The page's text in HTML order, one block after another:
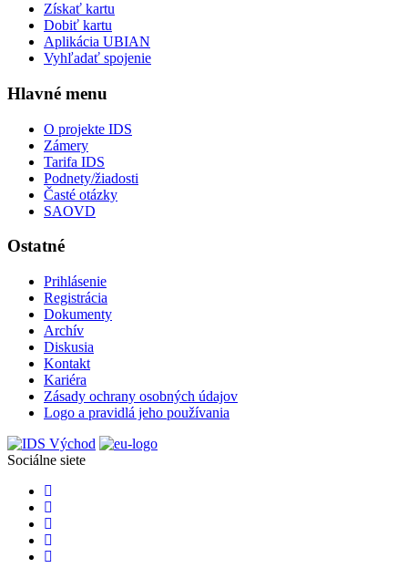
Získať kartu
Dobiť kartu
Aplikácia UBIAN
Vyhľadať spojenie
Hlavné menu
O projekte IDS
Zámery
Tarifa IDS
Podnety/žiadosti
Časté otázky
SAOVD
Ostatné
Prihlásenie
Registrácia
Dokumenty
Archív
Diskusia
Kontakt
Kariéra
Zásady ochrany osobných údajov
Logo a pravidlá jeho používania
Sociálne siete